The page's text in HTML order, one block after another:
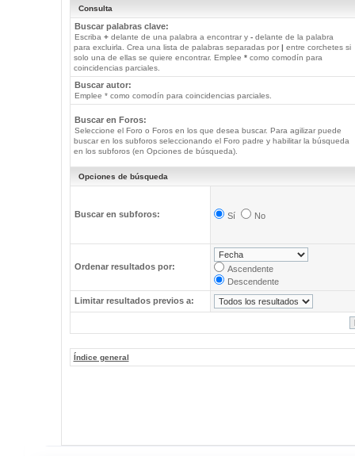
Consulta
Buscar palabras clave:
Escriba +delante de una palabra a encontrar y -delante de la palabra
para excluirla. Crea una lista de palabras separadas por | entre corchetes si
solo una de ellas se quiere encontrar. Emplee *como comodín para
coincidencias parciales.
Buscar autor:
Emplee * como comodín para coincidencias parciales.
Buscar en Foros:
Seleccione el Foro o Foros en los que desea buscar. Para agilizar puede
buscar en los subforos seleccionando el Foro padre y habilitar la búsqueda
en los subforos (en Opciones de búsqueda).
Opciones de búsqueda
Buscar en subforos: Sí No
Ordenar resultados por:
Ascendente
Descendente
Limitar resultados previos a:
Índice general